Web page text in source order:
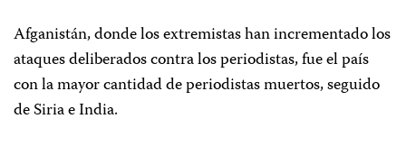
Afganistán, donde los extremistas han incrementado los
ataques deliberados contra los periodistas, fue el país
con la mayor cantidad de periodistas muertos, seguido
de Siria e India.